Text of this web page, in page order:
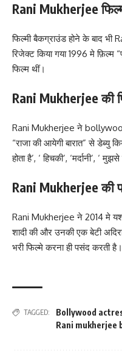
Rani Mukherjee
फिल्मी बैकग्राउंड होने के बाद भी
रिजेक्ट किया गया 1996 मे फ़िल्म
फिल्म थीं।
Rani Mukherjee की
Rani Mukherjee ने
“राजा की आयेगी बारात” से डेब्यु
होता है’, ‘ हिचकी’, ‘मर्दानी’, ‘
Rani Mukherjee की
Rani Mukherjee ने 2014 मे
शादी की और उनकी एक बेटी
भरी फिल्मे करना ही पसंद करती है।
TAGGED: Bollywood
Rani mukherjee